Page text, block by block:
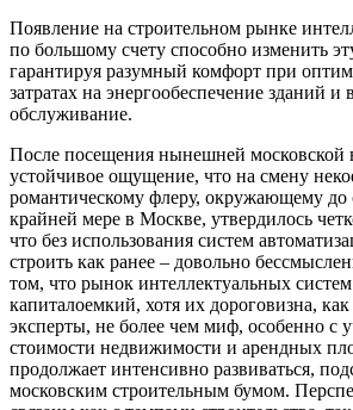
Появление на строительном рынке
по большому счету способно изменить
гарантируя разумный комфорт при
затратах на энергообеспечение зданий и
обслуживание.
После посещения нынешней московской
устойчивое ощущение, что на смену
романтическому флеру, окружающему до
крайней мере в Москве, утвердилось
что без использования систем
строить как ранее – довольно
том, что рынок интеллектуальных
капиталоемкий, хотя их дороговизна,
эксперты, не более чем миф, особенно с
стоимости недвижимости и арендных
продолжает интенсивно развиваться,
московским строительным бумом.